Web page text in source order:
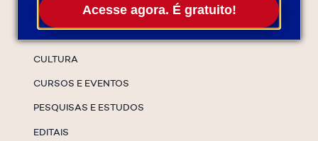
Acesse agora. É gratuito!
CULTURA
CURSOS E EVENTOS
PESQUISAS E ESTUDOS
EDITAIS